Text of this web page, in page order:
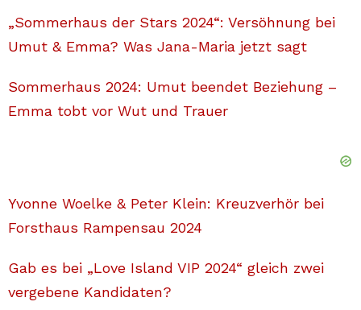
„Sommerhaus der Stars 2024“: Versöhnung bei
Umut & Emma? Was Jana-Maria jetzt sagt
Sommerhaus 2024: Umut beendet Beziehung –
Emma tobt vor Wut und Trauer
Yvonne Woelke & Peter Klein: Kreuzverhör bei
Forsthaus Rampensau 2024
Gab es bei „Love Island VIP 2024“ gleich zwei
vergebene Kandidaten?